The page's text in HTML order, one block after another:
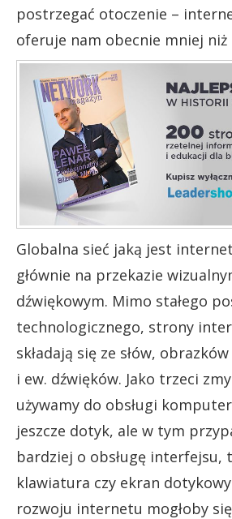
postrzegać otoczenie –
oferuje nam obecnie mniej niż
Globalna sieć jaką jest
głównie na przekazie
dźwiękowym. Mimo stałego
technologicznego, strony
składają się ze słów,
i ew. dźwięków. Jako trzeci
używamy do obsługi
jeszcze dotyk, ale w tym
bardziej o obsługę interfejsu,
klawiatura czy ekran
rozwoju internetu mogłoby